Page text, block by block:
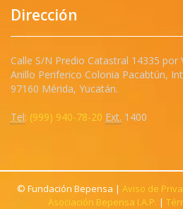
Dirección
Calle S/N Predio Catastral 14335 por
Anillo Periferico Colonia Pacabtún,
97160 Mérida, Yucatán.
Tel: (999) 940-78-20 Ext. 1400
© Fundación Bepensa | Aviso de
Asociación Bepensa I.A.P. |